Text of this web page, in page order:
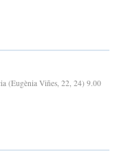
(Eugènia Viñes, 22, 24) 9.00